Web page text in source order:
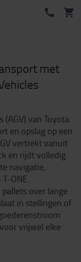
met
van Toyota
en opslag op een
vertrekt vanuit
en rijdt volledig
navigatie,
ONE
over lange
in stellingen of
vrijwel elke